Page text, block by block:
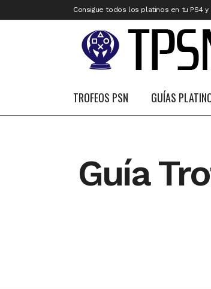
Consigue todos los platinos en tu PS4 y
TROFEOS PSN GUÍAS
Guía